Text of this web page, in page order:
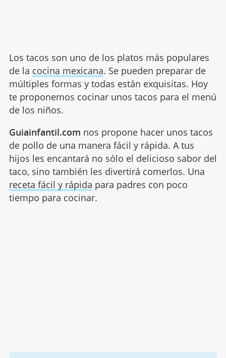
Los tacos son uno de los platos más populares
de la cocina mexicana. Se pueden preparar de
múltiples formas y todas están exquisitas. Hoy
te proponemos cocinar unos tacos para el menú
de los niños.
Guiainfantil.com nos propone hacer unos tacos
de pollo de una manera fácil y rápida. A tus
hijos les encantará no sólo el delicioso sabor del
taco, sino también les divertirá comerlos. Una
receta fácil y rápida para padres con poco
tiempo para cocinar.